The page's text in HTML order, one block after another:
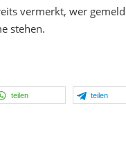
vermerkt, wer
stehen.
teilen teilen